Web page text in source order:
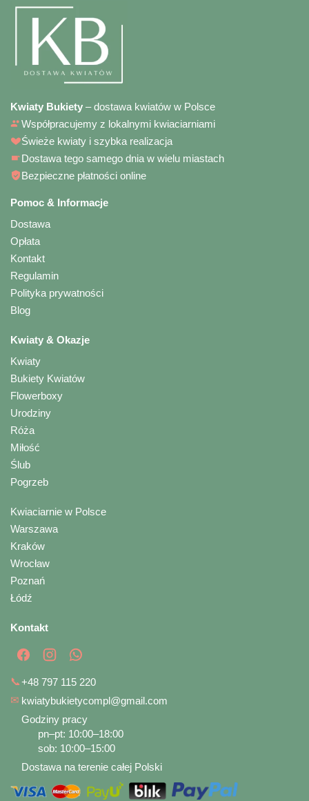
Kwiaty Bukiety – dostawa kwiatów w Polsce
Współpracujemy z lokalnymi kwiaciarniami
Świeże kwiaty i szybka realizacja
Dostawa tego samego dnia w wielu miastach
Bezpieczne płatności online
Pomoc & Informacje
Dostawa
Opłata
Kontakt
Regulamin
Polityka prywatności
Blog
Kwiaty & Okazje
Kwiaty
Bukiety Kwiatów
Flowerboxy
Urodziny
Róża
Miłość
Ślub
Pogrzeb
Kwiaciarnie w Polsce
Warszawa
Kraków
Wrocław
Poznań
Łódź
Kontakt
📞+48 797 115 220
✉ kwiatybukietycompl@gmail.com
Godziny pracy
pn–pt: 10:00–18:00
sob: 10:00–15:00
Dostawa na terenie całej Polski